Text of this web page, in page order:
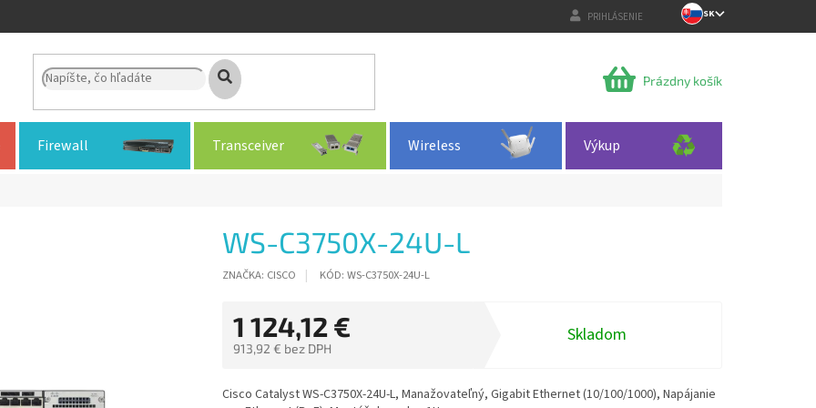
PRIHLÁSENIE SK
NÁKUPNÝ
Prázdny košík
Firewall Transceiver Wireless Výkup
WS-C3750X-24U-L
ZNAČKA: CISCO KÓD: WS-C3750X-24U-L
1 124,12 €
913,92 € bez DPH
cena:
Skladom
Cisco Catalyst WS-C3750X-24U-L, Manažovateľný, Gigabit Ethernet (10/100/1000), Napájanie